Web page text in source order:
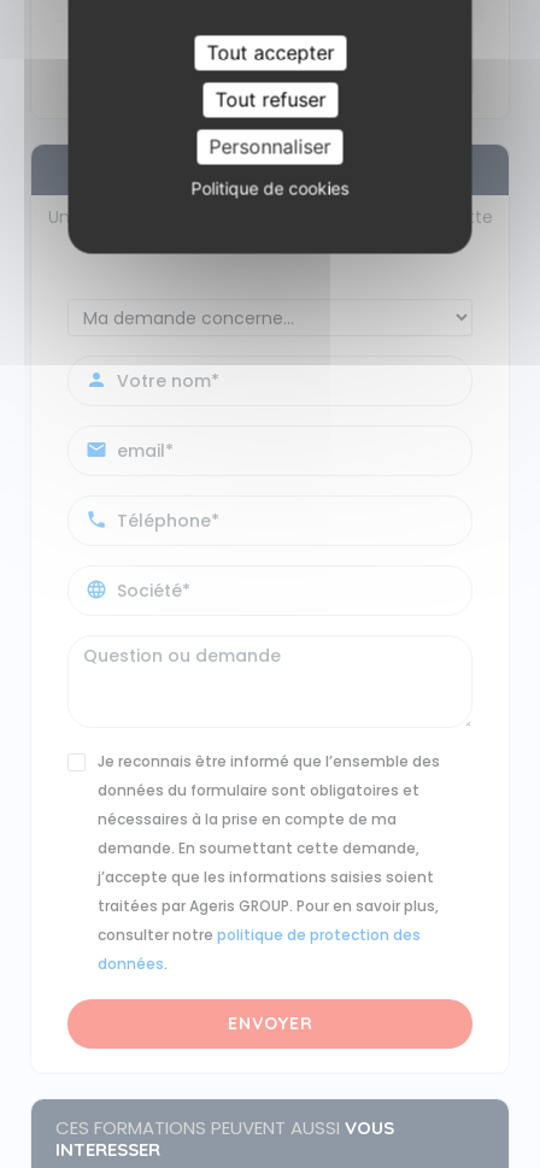
Ajouter sélection
INFORMATIONOU QUESTION ?
Une question, une demande d'information, sur cette
Je reconnais être informé que l’ensemble des
données du formulaire sont obligatoires et
nécessaires à la prise en compte de ma
demande. En soumettant cette demande,
j’accepte que les informations saisies soient
traitées par Ageris GROUP. Pour en savoir plus,
consulter notrepolitique de protection des
données.
ENVOYER
CES FORMATIONS PEUVENT AUSSI VOUS
INTERESSER
Tout accepter
Tout refuser
Personnaliser
Politique de cookies